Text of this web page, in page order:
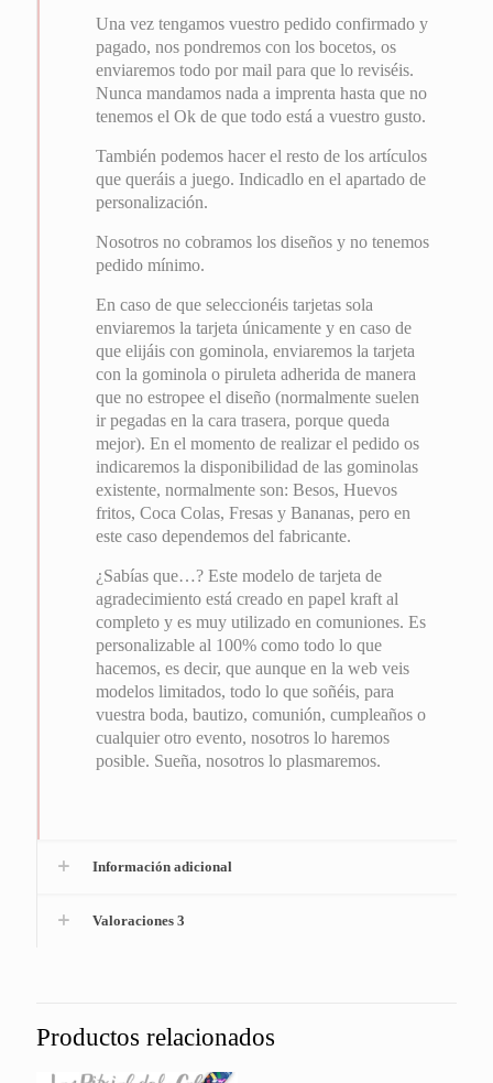
Una vez tengamos vuestro pedido confirmado y
pagado, nos pondremos con los bocetos, os
enviaremos todo por mail para que lo reviséis.
Nunca mandamos nada a imprenta hasta que no
tenemos el Ok de que todo está a vuestro gusto.
También podemos hacer el resto de los artículos
que queráis a juego. Indicadlo en el apartado de
personalización.
Nosotros no cobramos los diseños y no tenemos
pedido mínimo.
En caso de que seleccionéis tarjetas sola
enviaremos la tarjeta únicamente y en caso de
que elijáis con gominola, enviaremos la tarjeta
con la gominola o piruleta adherida de manera
que no estropee el diseño (normalmente suelen
ir pegadas en la cara trasera, porque queda
mejor). En el momento de realizar el pedido os
indicaremos la disponibilidad de las gominolas
existente, normalmente son: Besos, Huevos
fritos, Coca Colas, Fresas y Bananas, pero en
este caso dependemos del fabricante.
¿Sabías que…? Este modelo de tarjeta de
agradecimiento está creado en papel kraft al
completo y es muy utilizado en comuniones. Es
personalizable al 100% como todo lo que
hacemos, es decir, que aunque en la web veis
modelos limitados, todo lo que soñéis, para
vuestra boda, bautizo, comunión, cumpleaños o
cualquier otro evento, nosotros lo haremos
posible. Sueña, nosotros lo plasmaremos.
Información adicional
Valoraciones 3
Productos relacionados